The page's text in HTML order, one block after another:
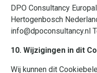
DPO Consultancy
Hertogenbosch
info@dpoconsultancy.nl
10. Wijzigingen in dit
Wij kunnen dit